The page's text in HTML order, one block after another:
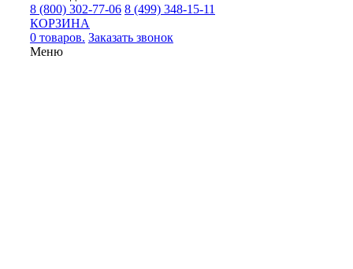
8 (800) 302-77-06 8 (499) 348-15-11
КОРЗИНА
0 товаров. Заказать звонок
Меню